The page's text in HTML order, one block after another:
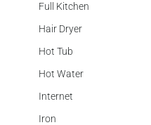
Full Kitchen
Hair Dryer
Hot Tub
Hot Water
Internet
Iron